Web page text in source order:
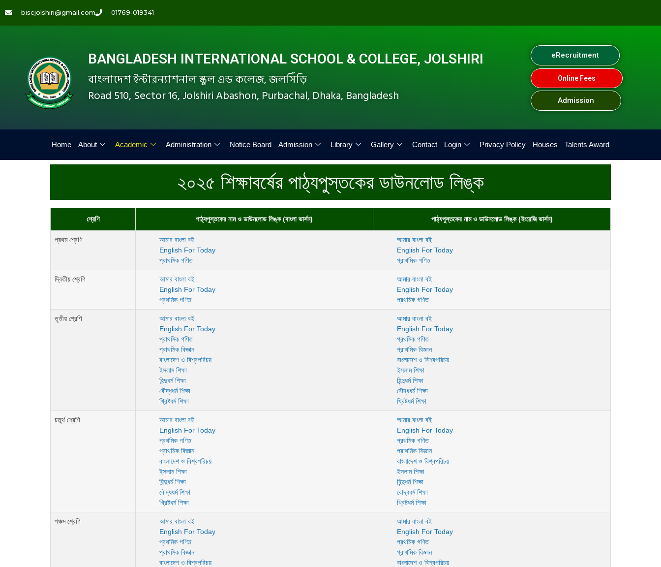
biscjolshiri@gmail.com 01769-019341
BANGLADESH INTERNATIONAL SCHOOL & COLLEGE, JOLSHIRI
বাংলাদেশ ইন্টারন্যাশনাল স্কুল এন্ড কলেজ, জলসিঁড়ি
Road 510, Sector 16, Jolshiri Abashon, Purbachal, Dhaka, Bangladesh
eRecruitment
Online Fees
Admission
Home About Academic Administration Notice Board Admission Library Gallery Contact Login Privacy Policy Houses Talents Award
২০২৫ শিক্ষাবর্ষের পাঠ্যপুস্তকের ডাউনলোড লিঙ্ক
শ্রেণি পাঠ্যপুস্তকের নাম ও ডাউনলোড লিঙ্ক (বাংলা ভার্সন) পাঠ্যপুস্তকের নাম ও ডাউনলোড লিঙ্ক (ইংরেজি ভার্সন)
প্রথম শ্রেণি
আমার বাংলা বই
English For Today
প্রাথমিক গণিত
আমার বাংলা বই
English For Today
প্রাথমিক গণিত
দ্বিতীয় শ্রেণি
আমার বাংলা বই
English For Today
প্রথমিক গণিত
আমার বাংলা বই
English For Today
প্রথমিক গণিত
তৃতীয় শ্রেণি
আমার বাংলা বই
English For Today
প্রাথমিক গণিত
প্রাথমিক বিজ্ঞান
বাংলাদেশ ও বিশ্বপরিচয়
ইসলাম শিক্ষা
হিন্দুধর্ম শিক্ষা
বৌদ্ধধর্ম শিক্ষা
খ্রিষ্টধর্ম শিক্ষা
আমার বাংলা বই
English For Today
প্রথমিক গণিত
প্রাথমিক বিজ্ঞান
বাংলাদেশ ও বিশ্বপরিচয়
ইসলাম শিক্ষা
হিন্দুধর্ম শিক্ষা
বৌদ্ধধর্ম শিক্ষা
খ্রিষ্টধর্ম শিক্ষা
চতুর্থ শ্রেণি
আমার বাংলা বই
English For Today
প্রথমিক গণিত
প্রাথমিক বিজ্ঞান
বাংলাদেশ ও বিশ্বপরিচয়
ইসলাম শিক্ষা
হিন্দুধর্ম শিক্ষা
বৌদ্ধধর্ম শিক্ষা
খ্রিষ্টধর্ম শিক্ষা
আমার বাংলা বই
English For Today
প্রথমিক গণিত
প্রাথমিক বিজ্ঞান
বাংলাদেশ ও বিশ্বপরিচয়
ইসলাম শিক্ষা
হিন্দুধর্ম শিক্ষা
বৌদ্ধধর্ম শিক্ষা
খ্রিষ্টধর্ম শিক্ষা
পঞ্চম শ্রেণি
আমার বাংলা বই
English For Today
প্রথমিক গণিত
প্রাথমিক বিজ্ঞান
বাংলাদেশ ও বিশ্বপরিচয়
আমার বাংলা বই
English For Today
প্রথমিক গণিত
প্রাথমিক বিজ্ঞান
বাংলাদেশ ও বিশ্বপরিচয়